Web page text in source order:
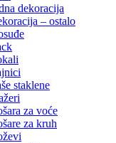
dekoracija
– ostalo
staklene
za voće
za kruh